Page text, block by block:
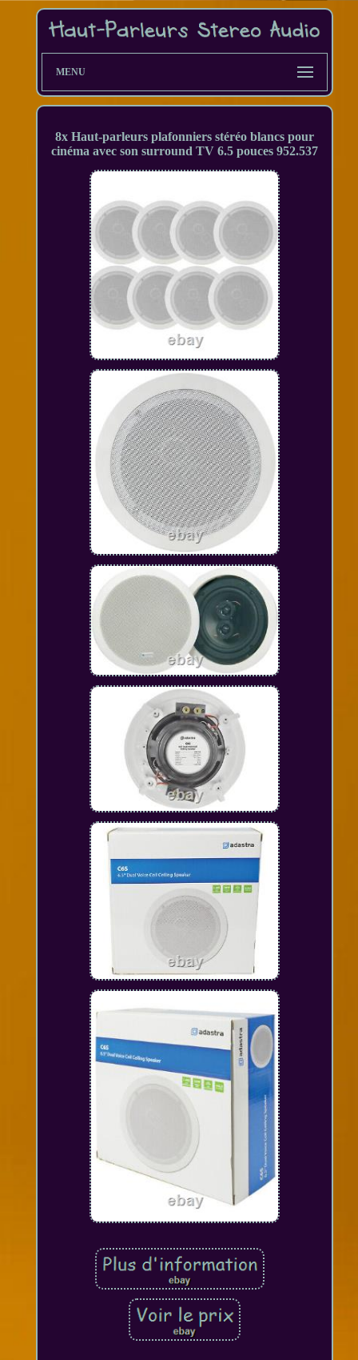
MENU
8x Haut-parleurs plafonniers stéréo blancs pour
cinéma avec son surround TV 6.5 pouces 952.537